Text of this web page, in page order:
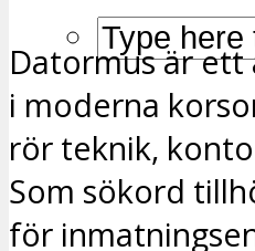
Datormus är
i moderna
rör teknik,
Som sökord
för